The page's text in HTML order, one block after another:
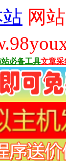
网
必备工具文章采